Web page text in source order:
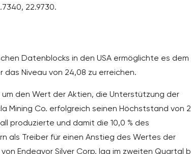
22.9730.
Datenblocks in den USA ermöglichte es dem
das Niveau von 24,08 zu erreichen.
den Wert der Aktien, die Unterstützung der
Mining Co. erfolgreich seinen Höchststand von
produzierte und damit die 10,0 % des
als Treiber für einen Anstieg des Wertes der
Endeavor Silver Corp. lag im zweiten Quartal